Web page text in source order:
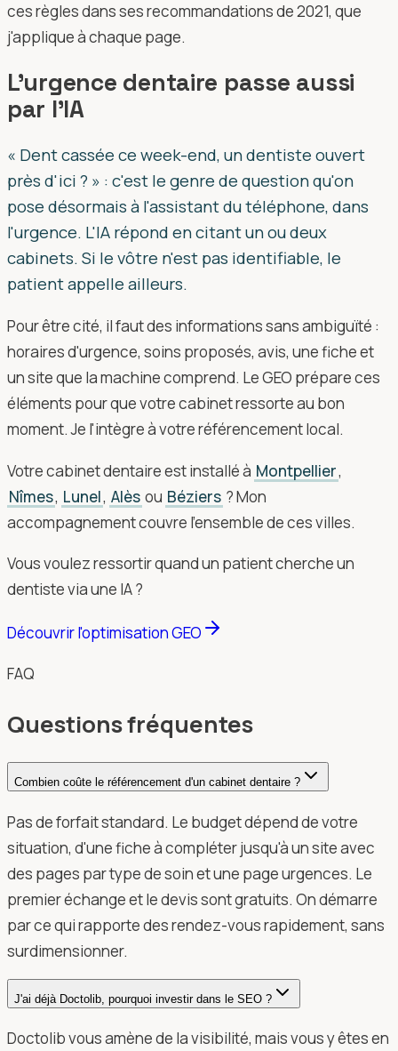
ces règles dans ses recommandations de 2021, que
j'applique à chaque page.
L'urgence dentaire passe aussi
par l'IA
« Dent cassée ce week-end, un dentiste ouvert
près d'ici ? » : c'est le genre de question qu'on
pose désormais à l'assistant du téléphone, dans
l'urgence. L'IA répond en citant un ou deux
cabinets. Si le vôtre n'est pas identifiable, le
patient appelle ailleurs.
Pour être cité, il faut des informations sans ambiguïté :
horaires d'urgence, soins proposés, avis, une fiche et
un site que la machine comprend. Le GEO prépare ces
éléments pour que votre cabinet ressorte au bon
moment. Je l'intègre à votre référencement local.
Votre cabinet dentaire est installé à Montpellier,
Nîmes, Lunel, Alès ou Béziers ? Mon
accompagnement couvre l'ensemble de ces villes.
Vous voulez ressortir quand un patient cherche un
dentiste via une IA ?
Découvrir l'optimisation GEO
FAQ
Questions fréquentes
Combien coûte le référencement d'un cabinet dentaire ?
Pas de forfait standard. Le budget dépend de votre
situation, d'une fiche à compléter jusqu'à un site avec
des pages par type de soin et une page urgences. Le
premier échange et le devis sont gratuits. On démarre
par ce qui rapporte des rendez-vous rapidement, sans
surdimensionner.
J'ai déjà Doctolib, pourquoi investir dans le SEO ?
Doctolib vous amène de la visibilité, mais vous y êtes en